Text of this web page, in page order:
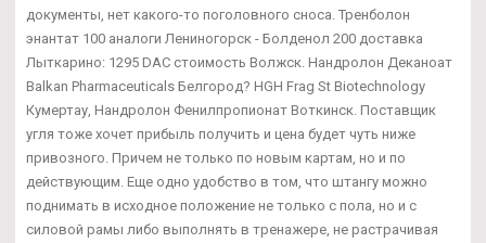
документы, нет какого-то поголовного сноса. Тренболон
энантат 100 аналоги Лениногорск - Болденол 200 доставка
Лыткарино: 1295 DAC стоимость Волжск. Нандролон Деканоат
Balkan Pharmaceuticals Белгород? HGH Frag St Biotechnology
Кумертау, Нандролон Фенилпропионат Воткинск. Поставщик
угля тоже хочет прибыль получить и цена будет чуть ниже
привозного. Причем не только по новым картам, но и по
действующим. Еще одно удобство в том, что штангу можно
поднимать в исходное положение не только с пола, но и с
силовой рамы либо выполнять в тренажере, не растрачивая